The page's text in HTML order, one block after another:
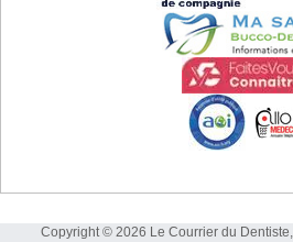
Copyright © 2026 Le Courrier du